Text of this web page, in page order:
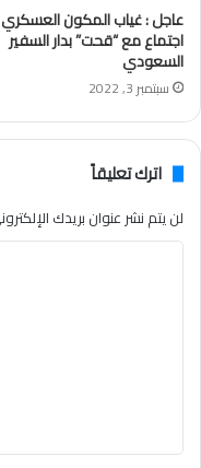
عاجل : غياب المكون
اجتماع مع “قحت” بدار السفير
السعودي
سبتمبر 3, 2022
اترك تعليقاً
لن يتم نشر عنوان بريدك
ق